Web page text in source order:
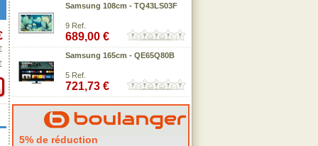
Samsung 108cm - TQ43LS03F
9 Ref.
689,00 €
Samsung 165cm - QE65Q80B
5 Ref.
721,73 €
5% de réduction